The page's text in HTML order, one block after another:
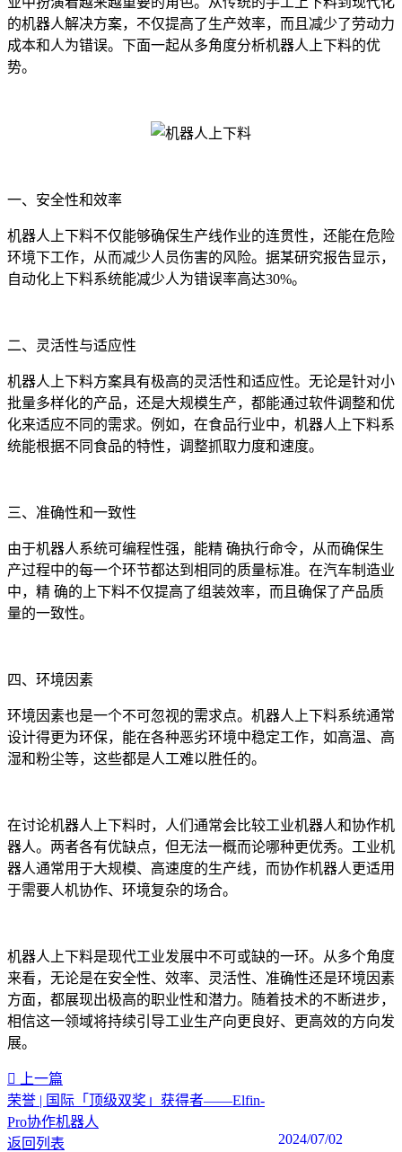
的机器人解决方案，不仅提高了生产效率，而且减少了劳动力
成本和人为错误。下面一起从多角度分析机器人上下料的优
势。
一、安全性和效率
机器人上下料不仅能够确保生产线作业的连贯性，还能在危险
环境下工作，从而减少人员伤害的风险。据某研究报告显示，
自动化上下料系统能减少人为错误率高达30%。
二、灵活性与适应性
机器人上下料方案具有极高的灵活性和适应性。无论是针对小
批量多样化的产品，还是大规模生产，都能通过软件调整和优
化来适应不同的需求。例如，在食品行业中，机器人上下料系
统能根据不同食品的特性，调整抓取力度和速度。
三、准确性和一致性
由于机器人系统可编程性强，能精 确执行命令，从而确保生
产过程中的每一个环节都达到相同的质量标准。在汽车制造业
中，精 确的上下料不仅提高了组装效率，而且确保了产品质
量的一致性。
四、环境因素
环境因素也是一个不可忽视的需求点。机器人上下料系统通常
设计得更为环保，能在各种恶劣环境中稳定工作，如高温、高
湿和粉尘等，这些都是人工难以胜任的。
在讨论机器人上下料时，人们通常会比较工业机器人和协作机
器人。两者各有优缺点，但无法一概而论哪种更优秀。工业机
器人通常用于大规模、高速度的生产线，而协作机器人更适用
于需要人机协作、环境复杂的场合。
机器人上下料是现代工业发展中不可或缺的一环。从多个角度
来看，无论是在安全性、效率、灵活性、准确性还是环境因素
方面，都展现出极高的职业性和潜力。随着技术的不断进步，
相信这一领域将持续引导工业生产向更良好、更高效的方向发
展。‍
上一篇
荣誉 | 国际「顶级双奖」获得者——Elfin-
Pro协作机器人
2024/07/02
返回列表